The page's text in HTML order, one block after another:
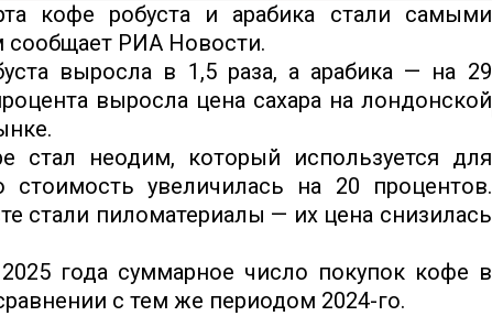
кофе робуста и арабика стали самыми
РИА Новости.
выросла в 1,5 раза, а арабика — на 29
выросла цена сахара на лондонской
неодим, который используется для
увеличилась на 20 процентов.
стали пиломатериалы — их цена снизилась
года суммарное число покупок кофе в
с тем же периодом 2024-го.